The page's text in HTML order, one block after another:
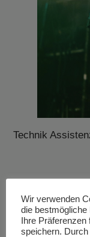
Technik
Wir verwenden
die bestmögliche
Ihre
speichern.